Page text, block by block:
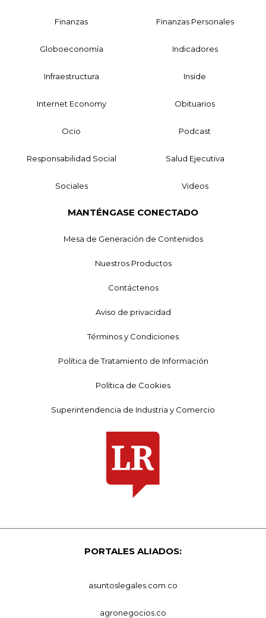
Finanzas Finanzas Personales
Globoeconomía Indicadores
Infraestructura Inside
Internet Economy Obituarios
Ocio Podcast
Responsabilidad Social Salud Ejecutiva
Sociales Videos
MANTÉNGASE CONECTADO
Mesa de Generación de Contenidos
Nuestros Productos
Contáctenos
Aviso de privacidad
Términos y Condiciones
Política de Tratamiento de Información
Política de Cookies
Superintendencia de Industria y Comercio
PORTALES ALIADOS:
asuntoslegales.com.co
agronegocios.co